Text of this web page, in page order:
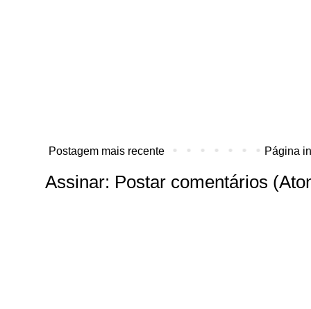
Postagem mais recente Página
Assinar: Postar comentários